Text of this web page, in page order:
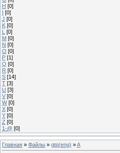
H [0]
I [0]
J [0]
K [0]
L [0]
M [0]
N [0]
O [0]
P [1]
Q [0]
R [0]
S [14]
T [3]
U [3]
V [0]
W [0]
X [0]
Y [0]
Z [0]
1-@ [0]
Главная » Файлы » gtp(eng) »A